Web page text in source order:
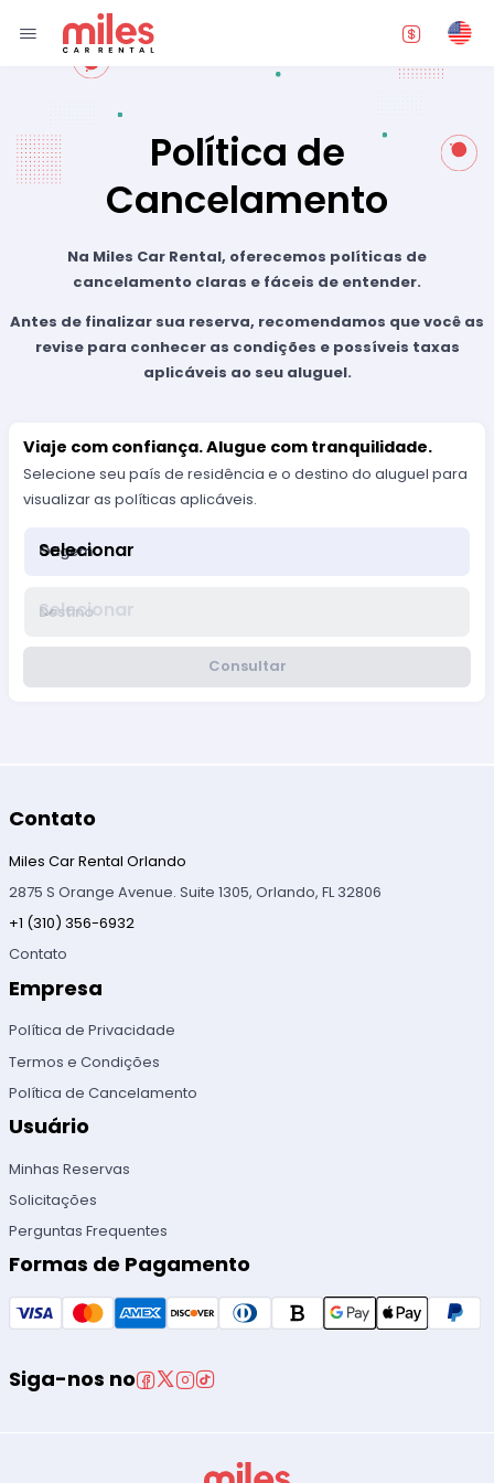
Política de
Cancelamento
Na Miles Car Rental, oferecemos políticas de
cancelamento claras e fáceis de entender.
Antes de finalizar sua reserva, recomendamos que você as
revise para conhecer as condições e possíveis taxas
aplicáveis ao seu aluguel.
Viaje com confiança. Alugue com tranquilidade.
Selecione seu país de residência e o destino do aluguel para
visualizar as políticas aplicáveis.
Origem
Selecionar
Destino
Selecionar
Consultar
Contato
Miles Car Rental Orlando
2875 S Orange Avenue. Suite 1305, Orlando, FL 32806
+1 (310) 356-6932
Contato
Empresa
Política de Privacidade
Termos e Condições
Política de Cancelamento
Usuário
Minhas Reservas
Solicitações
Perguntas Frequentes
Formas de Pagamento
Siga-nos no